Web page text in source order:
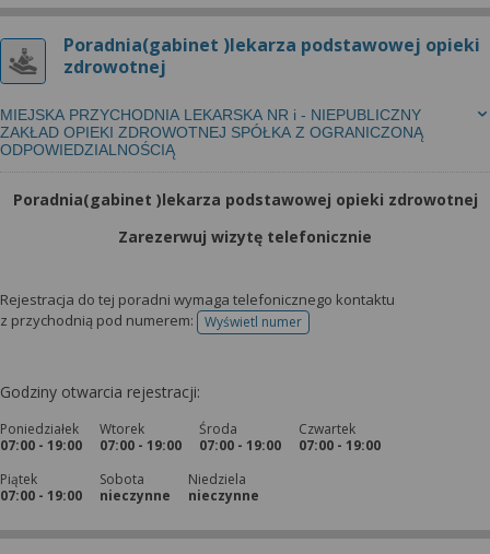
Poradnia(gabinet )lekarza podstawowej opieki
zdrowotnej
MIEJSKA PRZYCHODNIA LEKARSKA NR i - NIEPUBLICZNY
ZAKŁAD OPIEKI ZDROWOTNEJ SPÓŁKA Z OGRANICZONĄ
ODPOWIEDZIALNOŚCIĄ
Poradnia(gabinet )lekarza podstawowej opieki zdrowotnej
Zarezerwuj wizytę telefonicznie
Rejestracja do tej poradni wymaga telefonicznego kontaktu
z przychodnią pod numerem:
Wyświetl numertelefonu do rejestracji
Godziny otwarcia rejestracji:
Poniedziałek
07:00 - 19:00
Wtorek
07:00 - 19:00
Środa
07:00 - 19:00
Czwartek
07:00 - 19:00
Piątek
07:00 - 19:00
Sobota
nieczynne
Niedziela
nieczynne